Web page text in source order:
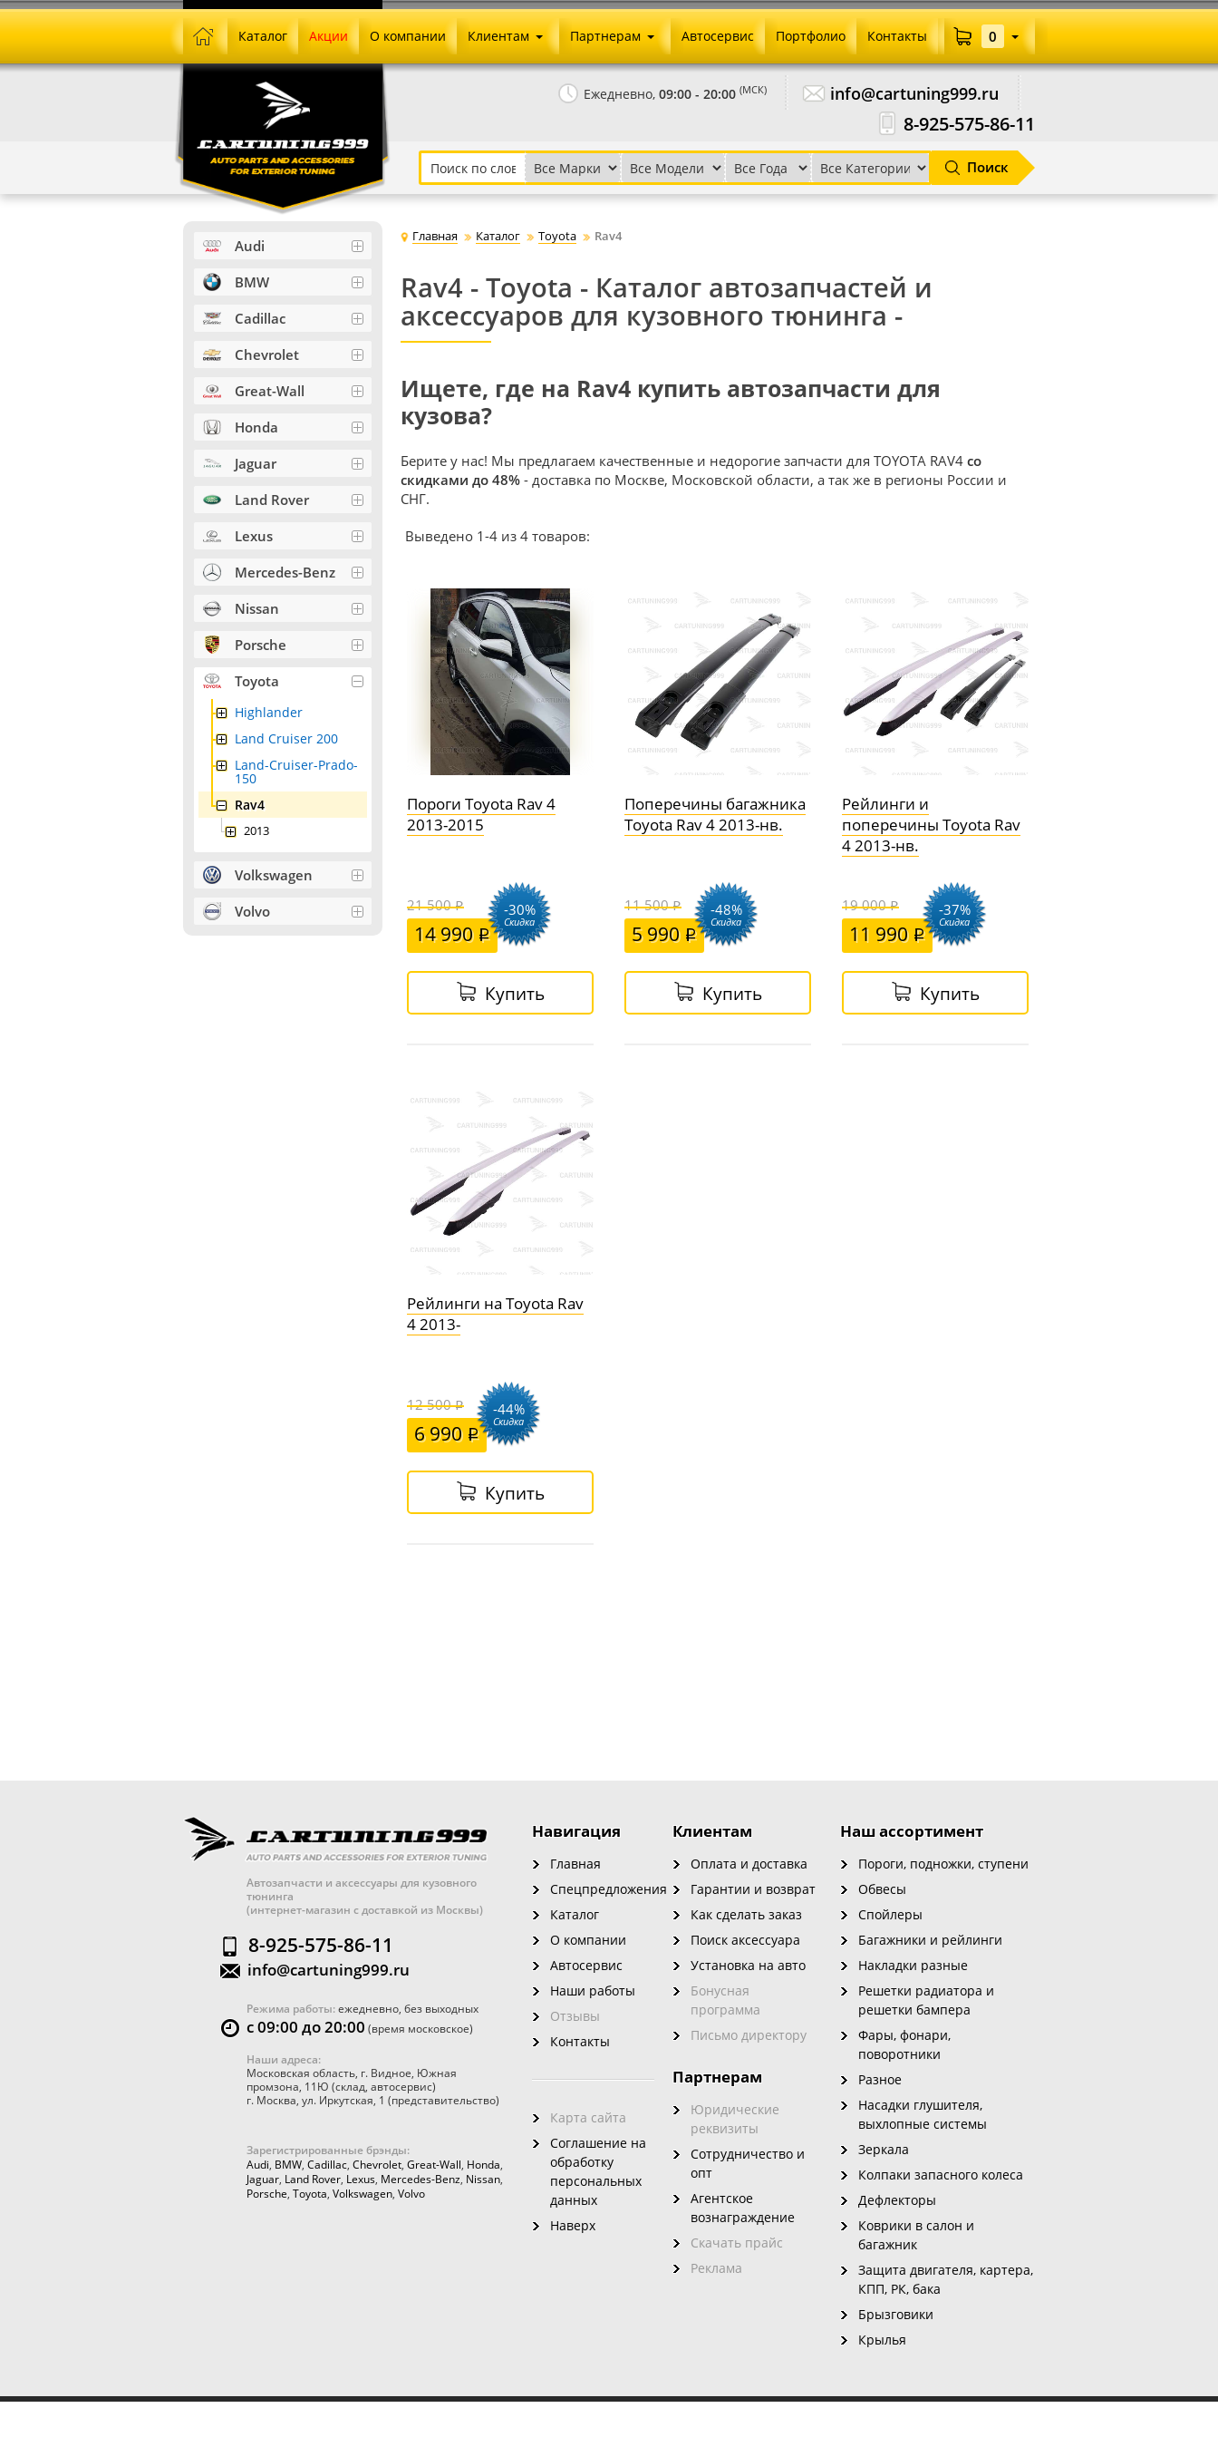
Ежедневно, 09:00 - 20:00 (МСК) info@cartuning999.ru
8-925-575-86-11
Поиск
Каталог Акции О компании Клиентам
Как сделать заказ
Установка на авто
Письмо директору
Партнерам
Агентское вознаграждение
Скачать прайс
Автосервис Портфолио Контакты 0
Главная Каталог Toyota Rav4
Rav4 - Toyota - Каталог автозапчастей и
аксессуаров для кузовного тюнинга -
Ищете, где на Rav4 купить автозапчасти для
кузова?
Берите у нас! Мы предлагаем качественные и недорогие запчасти для TOYOTA RAV4 со
скидками до 48% - доставка по Москве, Московской области, а так же в регионы России и
СНГ.
Выведено 1-4 из 4 товаров:
Пороги Toyota Rav 4
2013-2015
21 500
14 990
-30%
Скидка
Купить
Поперечины багажника
Toyota Rav 4 2013-нв.
11 500
5 990
-48%
Скидка
Купить
Рейлинги и
поперечины Toyota Rav
4 2013-нв.
19 000
11 990
-37%
Скидка
Купить
Рейлинги на Toyota Rav
4 2013-
12 500
6 990
-44%
Скидка
Купить
Audi
BMW
Cadillac
Chevrolet
Great-Wall
Honda
Jaguar
Land Rover
Lexus
Mercedes-Benz
Nissan
Porsche
Toyota
Highlander
Land Cruiser 200
Land-Cruiser-Prado-
150
Rav4
2013
Volkswagen
Volvo
Автозапчасти и аксессуары для кузовного
тюнинга
(интернет-магазин с доставкой из Москвы)
8-925-575-86-11
info@cartuning999.ru
Режима работы:ежедневно, без выходных
с 09:00 до 20:00 (время московское)
Наши адреса:
Московская область, г. Видное, Южная
промзона, 11Ю (склад, автосервис)
г. Москва, ул. Иркутская, 1 (представительство)
Зарегистрированные брэнды:
Audi, BMW, Cadillac, Chevrolet, Great-Wall, Honda,
Jaguar, Land Rover, Lexus, Mercedes-Benz, Nissan,
Porsche, Toyota, Volkswagen, Volvo
Наш ассортимент
Пороги, подножки, ступени
Обвесы
Спойлеры
Багажники и рейлинги
Накладки разные
Решетки радиатора и
решетки бампера
Фары, фонари,
поворотники
Разное
Насадки глушителя,
выхлопные системы
Зеркала
Колпаки запасного колеса
Дефлекторы
Коврики в салон и
багажник
Защита двигателя, картера,
КПП, РК, бака
Брызговики
Крылья
Навигация
Главная
Спецпредложения
Каталог
О компании
Автосервис
Наши работы
Отзывы
Контакты
Карта сайта
Соглашение на
обработку
персональных
данных
Наверх
Клиентам
Оплата и доставка
Гарантии и возврат
Как сделать заказ
Поиск аксессуара
Установка на авто
Бонусная
программа
Письмо директору
Партнерам
Юридические
реквизиты
Сотрудничество и
опт
Агентское
вознаграждение
Скачать прайс
Реклама